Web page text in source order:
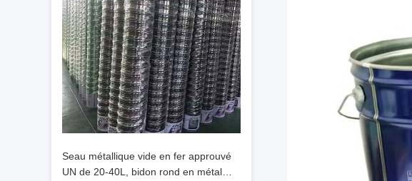
Seau métallique vide en fer approuvé
UN de 20-40L, bidon rond en métal